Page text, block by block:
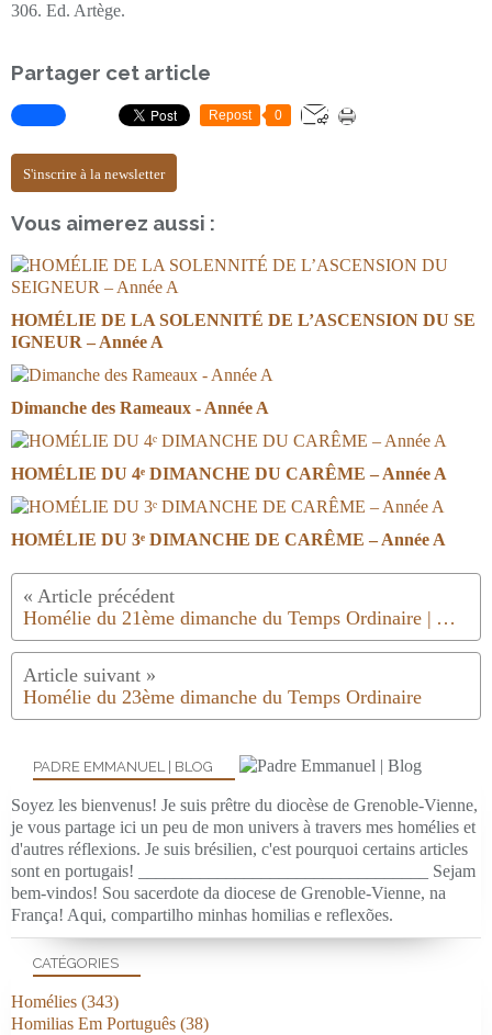
306. Ed. Artège.
Partager cet article
Repost 0
S'inscrire à la newsletter
Vous aimerez aussi :
HOMÉLIE DE LA SOLENNITÉ DE L’ASCENSION DU SE
IGNEUR – Année A
Dimanche des Rameaux - Année A
HOMÉLIE DU 4ᵉ DIMANCHE DU CARÊME – Année A
HOMÉLIE DU 3ᵉ DIMANCHE DE CARÊME – Année A
Homélie du 21ème dimanche du Temps Ordinaire | Année C | 2019
Homélie du 23ème dimanche du Temps Ordinaire
PADRE EMMANUEL | BLOG
Soyez les bienvenus! Je suis prêtre du diocèse de Grenoble-Vienne,
je vous partage ici un peu de mon univers à travers mes homélies et
d'autres réflexions. Je suis brésilien, c'est pourquoi certains articles
sont en portugais! _________________________________ Sejam
bem-vindos! Sou sacerdote da diocese de Grenoble-Vienne, na
França! Aqui, compartilho minhas homilias e reflexões.
CATÉGORIES
Homélies (343)
Homilias Em Português (38)